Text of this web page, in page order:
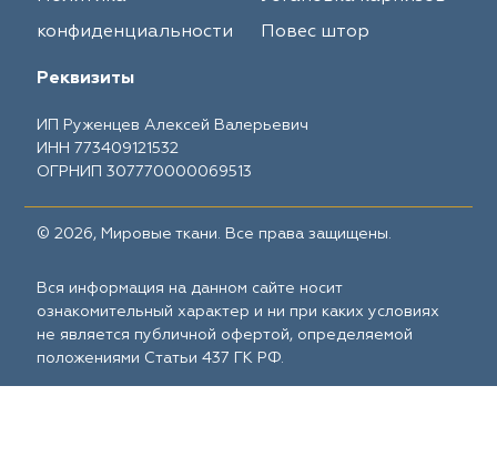
конфиденциальности
Повес штор
Реквизиты
ИП Руженцев Алексей Валерьевич
ИНН 773409121532
ОГРНИП 307770000069513
© 2026, Мировые ткани. Все права защищены.
Вся информация на данном сайте носит
ознакомительный характер и ни при каких условиях
не является публичной офертой, определяемой
положениями Статьи 437 ГК РФ.